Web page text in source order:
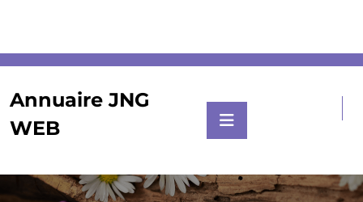
content
Annuaire JNG
WEB